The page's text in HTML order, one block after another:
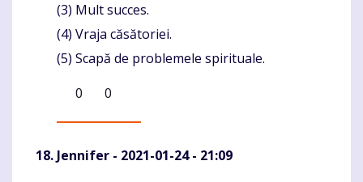
(3) Mult succes.
(4) Vraja căsătoriei.
(5) Scapă de problemele spirituale.
0
0
Jennifer - 2021-01-24 - 21:09